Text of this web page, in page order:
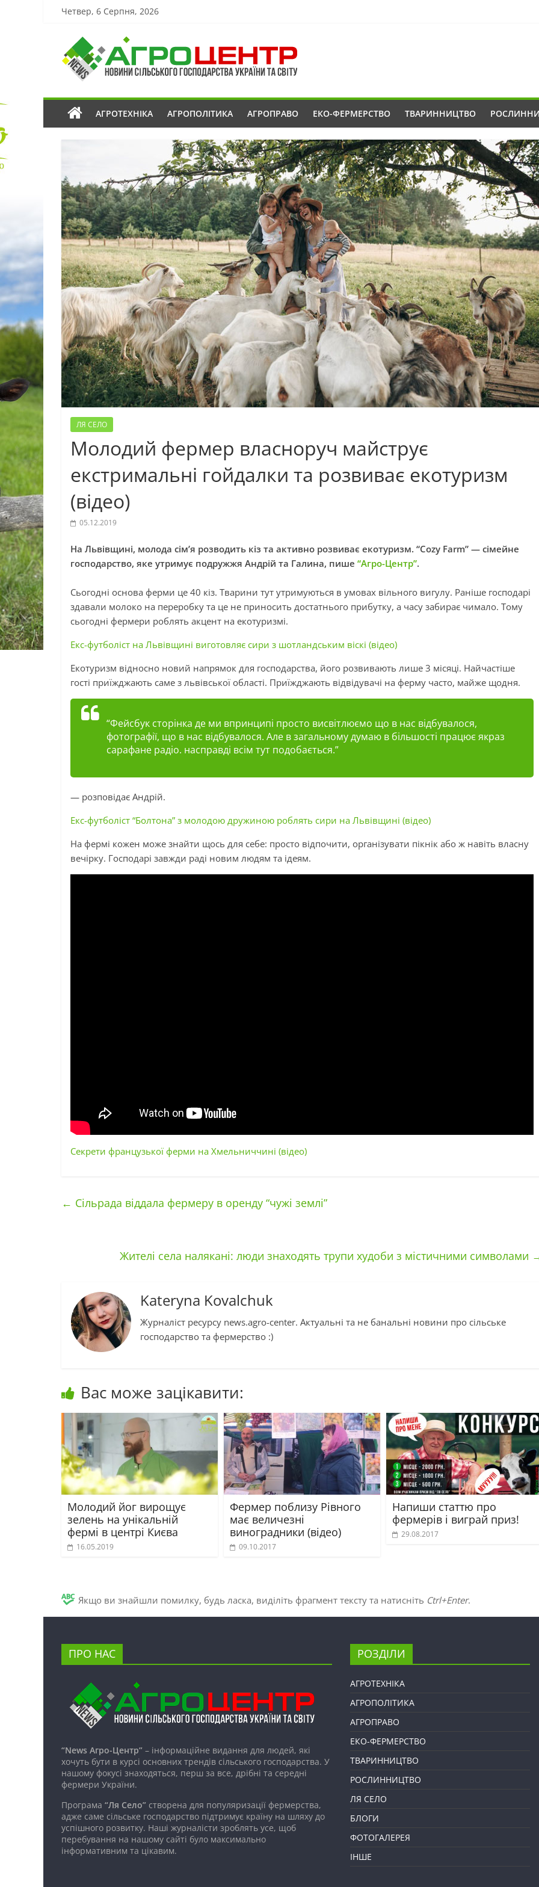
Четвер, 6 Серпня, 2026
АГРОТЕХНІКА АГРОПОЛІТИКА АГРОПРАВО ЕКО-ФЕРМЕРСТВО ТВАРИННИЦТВО
ЛЯ СЕЛО
Молодий фермер власноруч майструє
екстримальні гойдалки та розвиває екотуризм
(відео)
05.12.2019
На Львівщині, молода сім’я розводить кіз та активно розвиває екотуризм. “Cozy Farm” — сімейне
господарство, яке утримує подружжя Андрій та Галина, пише “Агро-Центр”.
Сьогодні основа ферми це 40 кіз. Тварини тут утримуються в умовах вільного вигулу. Раніше господарі
здавали молоко на переробку та це не приносить достатнього прибутку, а часу забирає чимало. Тому
сьогодні фермери роблять акцент на екотуризмі.
Екс-футболіст на Львівщині виготовляє сири з шотландським віскі (відео)
Екотуризм відносно новий напрямок для господарства, його розвивають лише 3 місяці. Найчастіше
гості приїжджають саме з львівської області. Приїжджають відвідувачі на ферму часто, майже щодня.
“Фейсбук сторінка де ми впринципі просто висвітлюємо що в нас відбувалося,
фотографії, що в нас відбувалося. Але в загальному думаю в більшості працює якраз
сарафане радіо. насправді всім тут подобається.”
— розповідає Андрій.
Екс-футболіст “Болтона” з молодою дружиною роблять сири на Львівщині (відео)
На фермі кожен може знайти щось для себе: просто відпочити, організувати пікнік або ж навіть власну
вечірку. Господарі завжди раді новим людям та ідеям.
Секрети французької ферми на Хмельниччині (відео)
← Сільрада віддала фермеру в оренду “чужі землі”
Жителі села налякані: люди знаходять трупи худоби з містичними символами
Kateryna Kovalchuk
Журналіст ресурсу news.agro-center. Актуальні та не банальні новини про сільське
господарство та фермерство :)
Вас може зацікавити:
Молодий йог вирощує
зелень на унікальній
фермі в центрі Києва
16.05.2019
Фермер поблизу Рівного
має величезні
виноградники (відео)
09.10.2017
Напиши статтю про
фермерів і виграй приз!
29.08.2017
Якщо ви знайшли помилку, будь ласка, виділіть фрагмент тексту та натисніть Ctrl+Enter.
ПРО НАС
“News Агро-Центр” – інформаційне видання для людей, які
хочуть бути в курсі основних трендів сільського господарства. У
нашому фокусі знаходяться, перш за все, дрібні та середні
фермери України.
Програма “Ля Село” створена для популяризації фермерства,
адже саме сільське господарство підтримує країну на шляху до
успішного розвитку. Наші журналісти зроблять усе, щоб
перебування на нашому сайті було максимально
інформативним та цікавим.
РОЗДІЛИ
АГРОТЕХНІКА
АГРОПОЛІТИКА
АГРОПРАВО
ЕКО-ФЕРМЕРСТВО
ТВАРИННИЦТВО
РОСЛИННИЦТВО
ЛЯ СЕЛО
БЛОГИ
ФОТОГАЛЕРЕЯ
ІНШЕ